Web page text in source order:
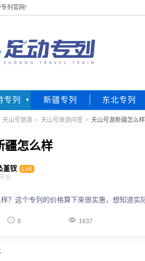
列官网!
专列 新疆专列 东北专列
天山号旅游 > 天山号旅游问答 > 天山号游新疆怎么样
疆怎么样
堇钗
Lv4
前
？这个专列的价格算下来很实惠，想知道实
 8  1637